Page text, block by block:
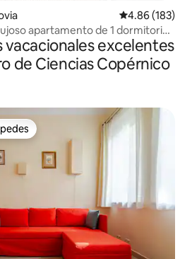
Calificación
4.86 (183)
apartamento de 1 dormitorio
vacacionales excelentes
de Ciencias Copérnico
preferido